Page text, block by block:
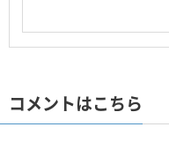
コメントはこちら